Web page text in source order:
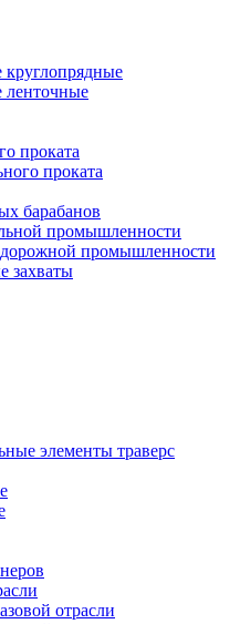
ленточные
проката
проката
барабанов
промышленности
промышленности
захваты
элементы траверс
отрасли